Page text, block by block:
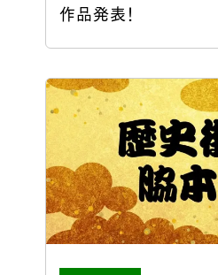
作品発表！